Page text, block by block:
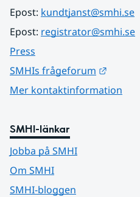
Epost: kundtjanst@smhi.se
Epost: registrator@smhi.se
Press
SMHIs frågeforum
Mer kontaktinformation
SMHI-länkar
Jobba på SMHI
Om SMHI
SMHI-bloggen